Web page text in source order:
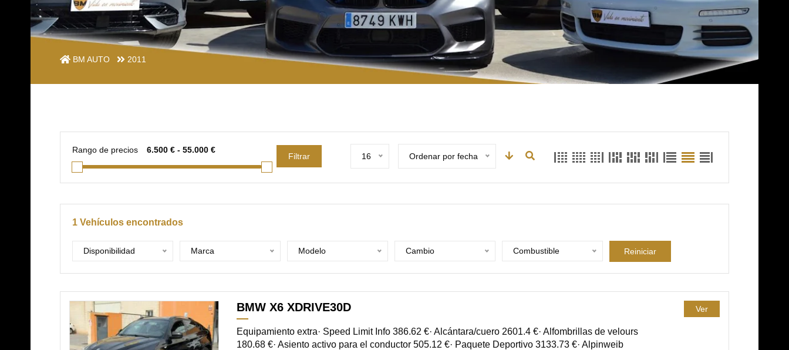
BM AUTO 2011
Rango de precios
Filtrar 16 Ordenar por fecha
1 Vehículos encontrados
Disponibilidad Marca Modelo Cambio Combustible Reiniciar
DISPONIBLE
BMW X6 XDRIVE30D
Equipamiento extra· Speed Limit Info 386.62 €· Alcántara/cuero 2601.4 €· Alfombrillas de velours
180.68 €· Asiento activo para el conductor 505.12 €· Paquete Deportivo 3133.73 €· Alpinweib
Ver